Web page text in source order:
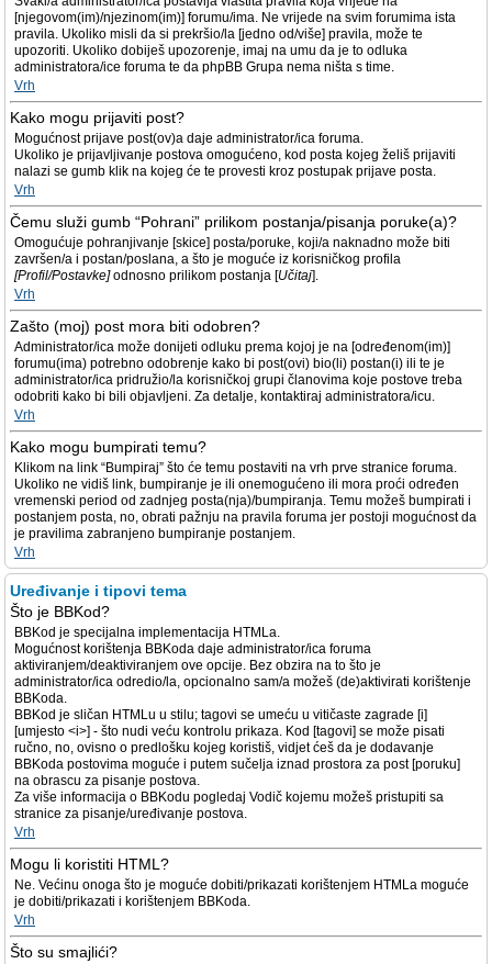
[njegovom(im)/njezinom(im)] forumu/ima. Ne vrijede na svim forumima ista
pravila. Ukoliko misli da si prekršio/la [jedno od/više] pravila, može te
upozoriti. Ukoliko dobiješ upozorenje, imaj na umu da je to odluka
administratora/ice foruma te da phpBB Grupa nema ništa s time.
Vrh
Kako mogu prijaviti post?
Mogućnost prijave post(ov)a daje administrator/ica foruma.
Ukoliko je prijavljivanje postova omogućeno, kod posta kojeg želiš prijaviti
nalazi se gumb klik na kojeg će te provesti kroz postupak prijave posta.
Vrh
Čemu služi gumb “Pohrani” prilikom postanja/pisanja poruke(a)?
Omogućuje pohranjivanje [skice] posta/poruke, koji/a naknadno može biti
završen/a i postan/poslana, a što je moguće iz korisničkog profila
[Profil/Postavke]odnosno prilikom postanja [Učitaj].
Vrh
Zašto (moj) post mora biti odobren?
Administrator/ica može donijeti odluku prema kojoj je na [određenom(im)]
forumu(ima) potrebno odobrenje kako bi post(ovi) bio(li) postan(i) ili te je
administrator/ica pridružio/la korisničkoj grupi članovima koje postove treba
odobriti kako bi bili objavljeni. Za detalje, kontaktiraj administratora/icu.
Vrh
Kako mogu bumpirati temu?
Klikom na link “Bumpiraj” što će temu postaviti na vrh prve stranice foruma.
Ukoliko ne vidiš link, bumpiranje je ili onemogućeno ili mora proći određen
vremenski period od zadnjeg posta(nja)/bumpiranja. Temu možeš bumpirati i
postanjem posta, no, obrati pažnju na pravila foruma jer postoji mogućnost da
je pravilima zabranjeno bumpiranje postanjem.
Vrh
Uređivanje i tipovi tema
Što je BBKod?
BBKod je specijalna implementacija HTMLa.
Mogućnost korištenja BBKoda daje administrator/ica foruma
aktiviranjem/deaktiviranjem ove opcije. Bez obzira na to što je
administrator/ica odredio/la, opcionalno sam/a možeš (de)aktivirati korištenje
BBKoda.
BBKod je sličan HTMLu u stilu; tagovi se umeću u vitičaste zagrade [i]
[umjesto <i>] - što nudi veću kontrolu prikaza. Kod [tagovi] se može pisati
ručno, no, ovisno o predlošku kojeg koristiš, vidjet ćeš da je dodavanje
BBKoda postovima moguće i putem sučelja iznad prostora za post [poruku]
na obrascu za pisanje postova.
Za više informacija o BBKodu pogledaj Vodič kojemu možeš pristupiti sa
stranice za pisanje/uređivanje postova.
Vrh
Mogu li koristiti HTML?
Ne. Većinu onoga što je moguće dobiti/prikazati korištenjem HTMLa moguće
je dobiti/prikazati i korištenjem BBKoda.
Vrh
Što su smajlići?